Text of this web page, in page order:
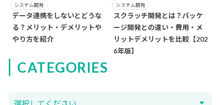
システム開発
データ連携をしないとどうな
る？メリット・デメリットや
やり方を紹介
システム開発
スクラッチ開発とは？パッケ
ージ開発との違い・費用・メ
リットデメリットを比較【202
6年版】
CATEGORIES